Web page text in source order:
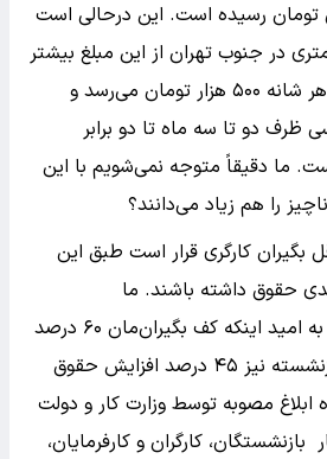
به ۱۶ میلیون تومان رسیده است. این درحالی است
اجاره یک واحد ۴۰ متری در جنوب تهران از این مبلغ بیشتر
است. قیمت تخم مرغ هر شانه ۵۰۰ هزار تومان می‌رسد و
ظرف دو تا سه ماه تا دو برابر
ما دقیقاً متوجه نمی‌شویم با این
را هم زیاد می‌دانند؟
بگیران کارگری قرار است طبق این
۶۰ درصدی حقوق داشته باشند. ما
بازنشستگان کارگری نیز به امید اینکه کف بگیران‌مان ۶۰ درصد
و سایر سطوح‌بگیران بازنشسته نیز ۴۵ درصد افزایش حقوق
ابلاغ مصوبه توسط وزارت کار و دولت
بازنشستگان، کارگران و کارفرمایان،